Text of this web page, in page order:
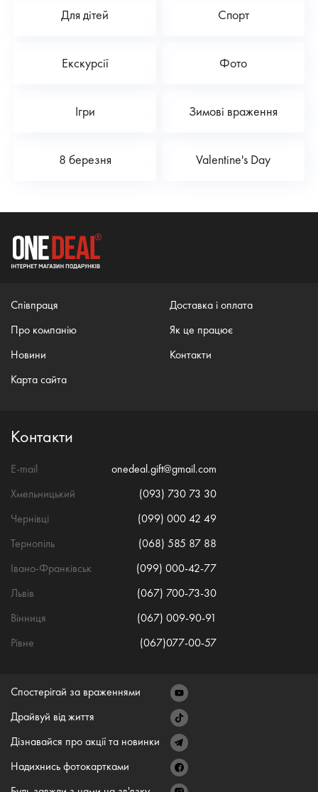
Для дітей Спорт
Екскурсії Фото
Ігри Зимові враження
8 березня Valentine's Day
Співпраця
Про компанію
Новини
Карта сайта
Доставка і оплата
Як це працює
Контакти
Контакти
E-mail
onedeal.gift@gmail.com
Хмельницький
(093) 730 73 30
Чернівці
(099) 000 42 49
Тернопіль
(068) 585 87 88
Івано-Франківськ
(099) 000-42-77
Львів
(067) 700-73-30
Вінниця
(067) 009-90-91
Рівне
(067)077-00-57
Спостерігай за враженнями
Драйвуй від життя
Дізнавайся про акції та новинки
Надихнись фотокартками